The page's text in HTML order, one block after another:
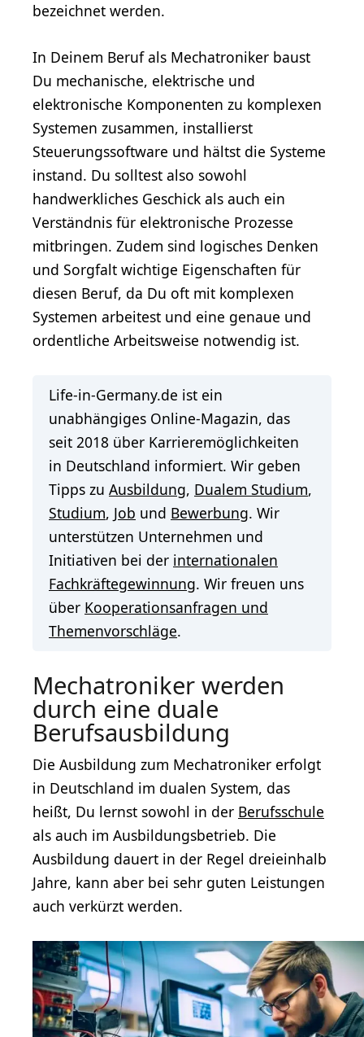
bezeichnet werden.
In Deinem Beruf als Mechatroniker baust
Du mechanische, elektrische und
elektronische Komponenten zu komplexen
Systemen zusammen, installierst
Steuerungssoftware und hältst die Systeme
instand. Du solltest also sowohl
handwerkliches Geschick als auch ein
Verständnis für elektronische Prozesse
mitbringen. Zudem sind logisches Denken
und Sorgfalt wichtige Eigenschaften für
diesen Beruf, da Du oft mit komplexen
Systemen arbeitest und eine genaue und
ordentliche Arbeitsweise notwendig ist.
Life-in-Germany.de ist ein
unabhängiges Online-Magazin, das
seit 2018 über Karrieremöglichkeiten
in Deutschland informiert. Wir geben
Tipps zu Ausbildung, Dualem Studium,
Studium, Job und Bewerbung. Wir
unterstützen Unternehmen und
Initiativen bei der internationalen
Fachkräftegewinnung. Wir freuen uns
über Kooperationsanfragen und
Themenvorschläge.
Mechatroniker werden
durch eine duale
Berufsausbildung
Die Ausbildung zum Mechatroniker erfolgt
in Deutschland im dualen System, das
heißt, Du lernst sowohl in der Berufsschule
als auch im Ausbildungsbetrieb. Die
Ausbildung dauert in der Regel dreieinhalb
Jahre, kann aber bei sehr guten Leistungen
auch verkürzt werden.